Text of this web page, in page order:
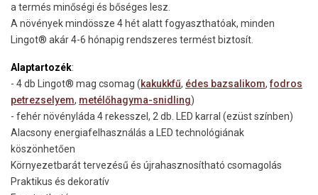
a termés minőségi és bőséges lesz.
A növények mindössze 4 hét alatt fogyaszthatóak, minden
Lingot® akár 4-6 hónapig rendszeres termést biztosít.
Alaptartozék:
- 4 db Lingot® mag csomag (kakukkfű, édes bazsalikom,fodros
petrezselyem, metélőhagyma-snidling)
- fehér növényláda 4 rekesszel, 2 db. LED karral (ezüst színben)
Alacsony energiafelhasználás a LED technológiának
köszönhetően
Környezetbarát tervezésű és újrahasznosítható csomagolás
Praktikus és dekoratív